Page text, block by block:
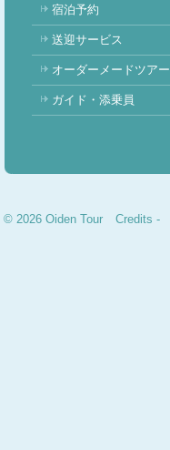
宿泊予約
送迎サービス
オーダーメードツアー
ガイド・添乗員
© 2026 Oiden Tour Credits -